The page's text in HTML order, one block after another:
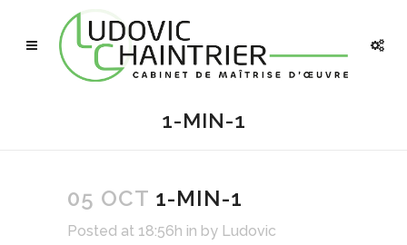
1-MIN-1
05 OCT 1-MIN-1
Posted at 18:56h in by Ludovic